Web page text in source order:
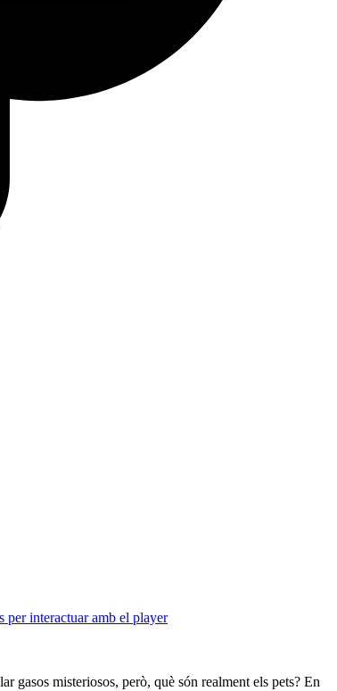
per interactuar amb el player
gasos misteriosos, però, què són realment els pets? En